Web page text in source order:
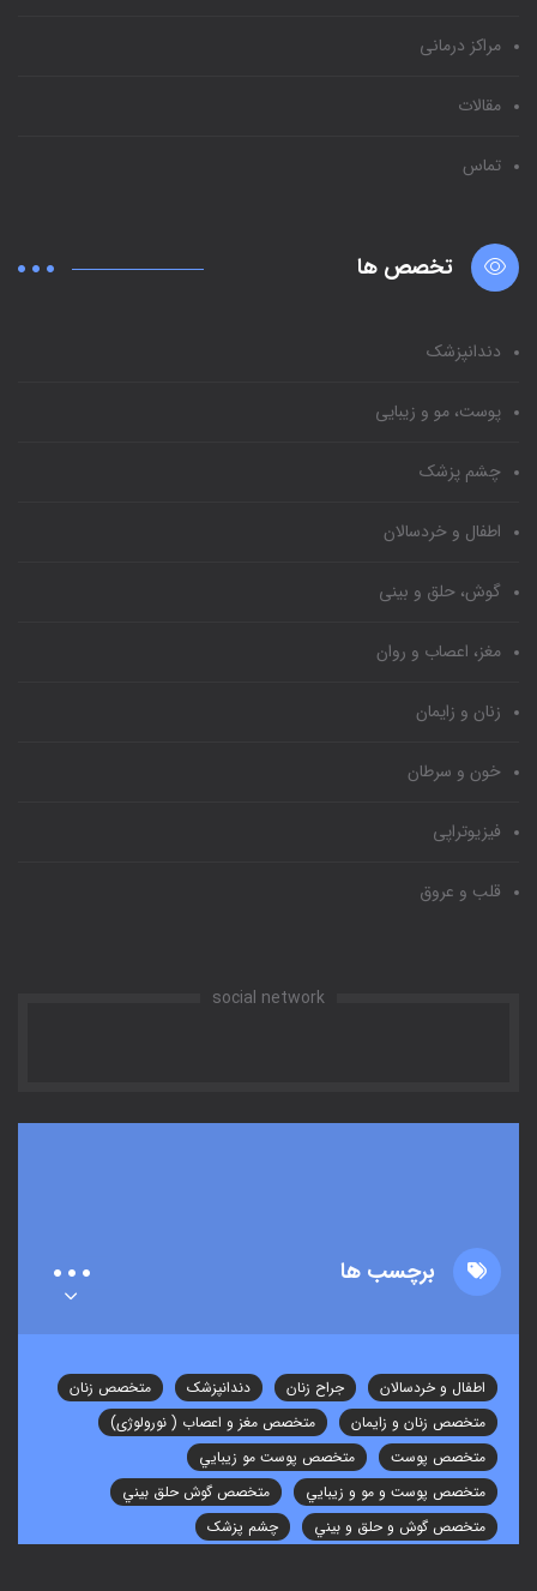
مراکز درمانی
مقالات
تماس
تخصص ها
دندانپزشک
پوست، مو و زیبایی
چشم پزشک
اطفال و خردسالان
گوش، حلق و بینی
مغز، اعصاب و روان
زنان و زایمان
خون و سرطان
فیزیوتراپی
قلب و عروق
social network
برچسب ها
اطفال و خردسالان جراح زنان دندانپزشک
متخصص زنان
متخصص زنان و زایمان
متخصص مغز و اعصاب ( نورولوژی)
متخصص پوست
متخصص پوست مو زيبايي
متخصص پوست و مو و زيبايي
متخصص گوش حلق بيني
متخصص گوش و حلق و بيني
چشم پزشک